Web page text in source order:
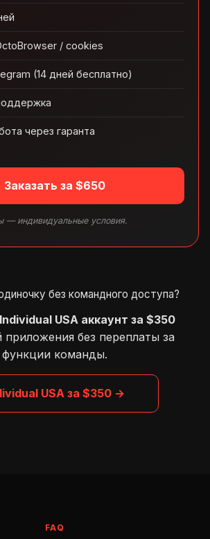
/ cookies
(14 дней бесплатно)
через гаранта
Заказать за $650
— индивидуальные условия.
без командного доступа?
Individual USA аккаунт за $350
без переплаты за
функции команды.
USA за $350 →
FAQ